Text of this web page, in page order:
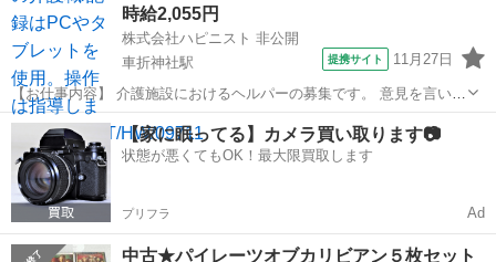
時給2,055円
株式会社ハピニスト 非公開
車折神社駅
提携サイト 11月27日
【お仕事内容】 介護施設におけるヘルパーの募集です。 意見を言いや
すく風通しのよい職場です。利用者様一人ひとりに合わせたサポート
をお願いします。 介護職員初任者研修修了者の資格を活かしてご活躍
いただけます。入浴・食事・移動な...
京都 京都市 車折神社駅 介護
【家に眠ってる】カメラ買い取ります📷
状態が悪くてもOK！最大限買取します
プリフラ Ad
中古★パイレーツオブカリビアン５枚セット